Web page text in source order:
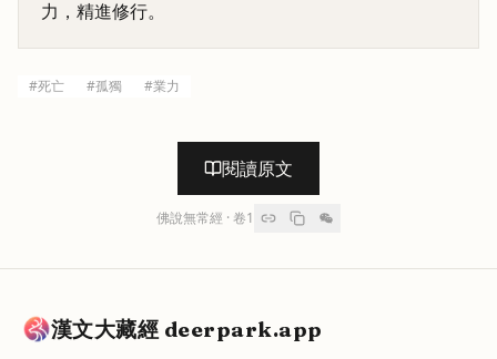
力，精進修行。
#死亡 #孤獨 #業力
閱讀原文
佛說無常經 · 卷1
漢文大藏經 deerpark.app